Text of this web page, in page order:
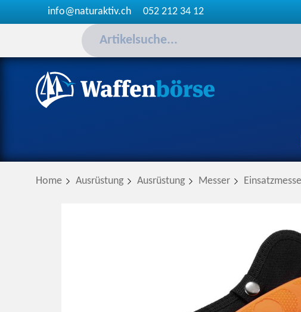
info@naturaktiv.ch 052 212 34 12
Home Ausrüstung Ausrüstung Messer